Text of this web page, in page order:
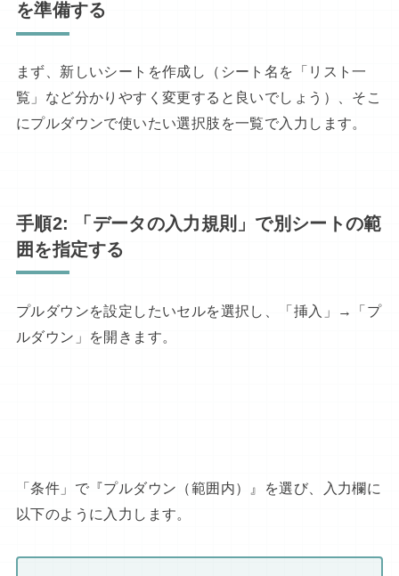
を準備する
まず、新しいシートを作成し（シート名を「リスト一
覧」など分かりやすく変更すると良いでしょう）、そこ
にプルダウンで使いたい選択肢を一覧で入力します。
手順2: 「データの入力規則」で別シートの範
囲を指定する
プルダウンを設定したいセルを選択し、「挿入」→「プ
ルダウン」を開きます。
「条件」で『プルダウン（範囲内）』を選び、入力欄に
以下のように入力します。